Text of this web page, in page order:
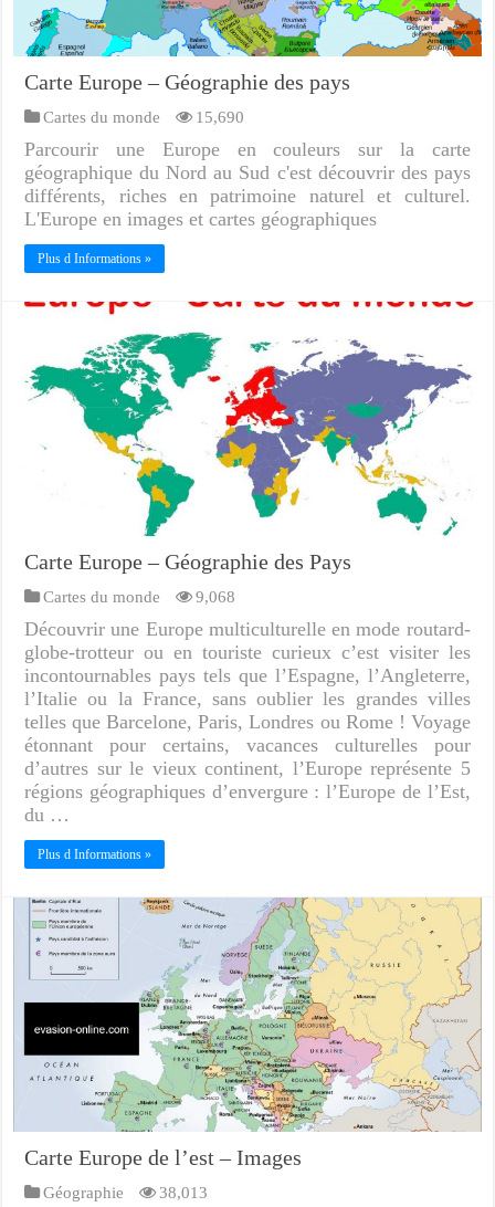
Carte Europe – Géographie des pays
Cartes du monde 15,690
Parcourir une Europe en couleurs sur la carte
géographique du Nord au Sud c'est découvrir des pays
différents, riches en patrimoine naturel et culturel.
L'Europe en images et cartes géographiques
Plus d Informations »
Carte Europe – Géographie des Pays
Cartes du monde 9,068
Découvrir une Europe multiculturelle en mode routard-
globe-trotteur ou en touriste curieux c’est visiter les
incontournables pays tels que l’Espagne, l’Angleterre,
l’Italie ou la France, sans oublier les grandes villes
telles que Barcelone, Paris, Londres ou Rome ! Voyage
étonnant pour certains, vacances culturelles pour
d’autres sur le vieux continent, l’Europe représente 5
régions géographiques d’envergure : l’Europe de l’Est,
du …
Plus d Informations »
Carte Europe de l’est – Images
Géographie 38,013